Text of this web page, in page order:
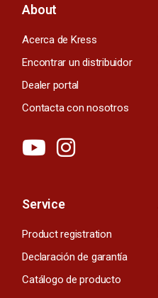
About
Acerca de Kress
Encontrar un distribuidor
Dealer portal
Contacta con nosotros
Service
Product registration
Declaración de garantía
Catálogo de producto